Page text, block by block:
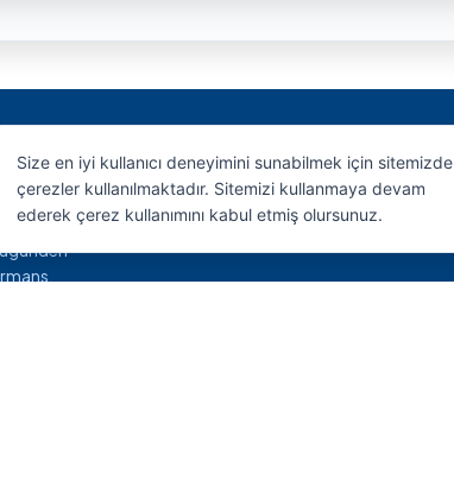
Size en iyi kullanıcı deneyimini sunabilmek için sitemizde
çerezler kullanılmaktadır. Sitemizi kullanmaya devam
ederek çerez kullanımını kabul etmiş olursunuz.